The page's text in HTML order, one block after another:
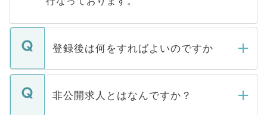
登録後は何をすればよいのですか
ご登録いただきましたら、弊社担当者がご
登録内容を確認し、その後メールもしくは
非公開求人とはなんですか？